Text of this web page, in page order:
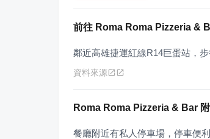
前往 Roma Roma Pizzeria &
鄰近高雄捷運紅線R14巨蛋站，步
資料來源
Roma Roma Pizzeria & Bar
餐廳附近有私人停車場，停車便利